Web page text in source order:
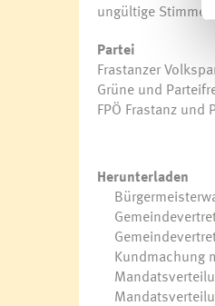
ungültige Stimmen:
Partei
Frastanzer
Grüne und
FPÖ Frastanz und
Herunterladen
Kundmachung